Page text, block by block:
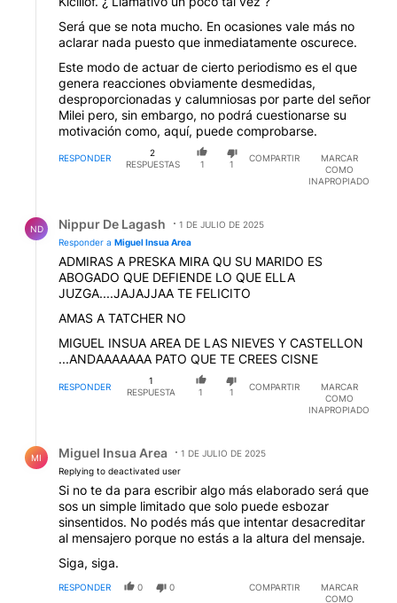
Será que se nota mucho. En ocasiones vale más no
aclarar nada puesto que inmediatamente oscurece.
Este modo de actuar de cierto periodismo es el que
genera reacciones obviamente desmedidas,
desproporcionadas y calumniosas por parte del señor
Milei pero, sin embargo, no podrá cuestionarse su
motivación como, aquí, puede comprobarse.
RESPONDER
2
RESPUESTAS
1 1
COMPARTIR
MARCAR
COMO
INAPROPIADO
ND Nippur De Lagash
1 DE JULIO DE 2025
Responder a
Miguel Insua Area
ADMIRAS A PRESKA MIRA QU SU MARIDO ES
ABOGADO QUE DEFIENDE LO QUE ELLA
JUZGA....JAJAJJAA TE FELICITO
AMAS A TATCHER NO
MIGUEL INSUA AREA DE LAS NIEVES Y CASTELLON
...ANDAAAAAAA PATO QUE TE CREES CISNE
RESPONDER
1
RESPUESTA
1 1
COMPARTIR
MARCAR
COMO
INAPROPIADO
MI Miguel Insua Area
1 DE JULIO DE 2025
Replying to deactivated user
Si no te da para escribir algo más elaborado será que
sos un simple limitado que solo puede esbozar
sinsentidos. No podés más que intentar desacreditar
al mensajero porque no estás a la altura del mensaje.
Siga, siga.
RESPONDER 0 0 COMPARTIR
MARCAR
COMO